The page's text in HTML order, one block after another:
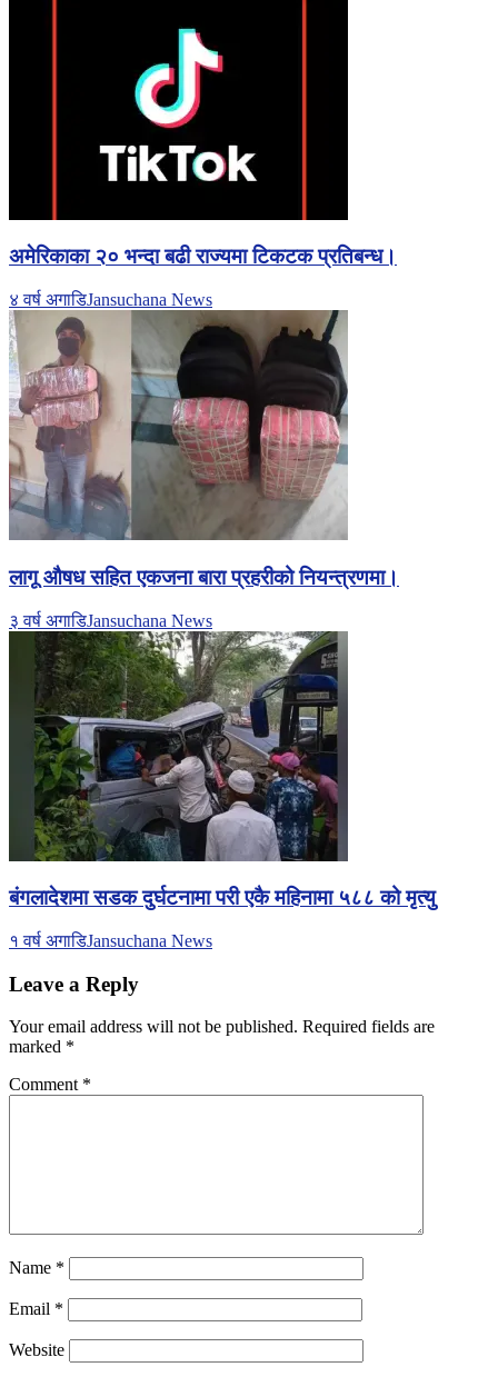
अमेरिकाका २० भन्दा बढी राज्यमा टिकटक प्रतिबन्ध।
४ वर्ष अगाडिJansuchana News
लागू औषध सहित एकजना बारा प्रहरीको नियन्त्रणमा।
३ वर्ष अगाडिJansuchana News
बंगलादेशमा सडक दुर्घटनामा परी एकै महिनामा ५८८ को मृत्यु
१ वर्ष अगाडिJansuchana News
Leave a Reply
Your email address will not be published. Required fields are
marked *
Comment *
Name *
Email *
Website